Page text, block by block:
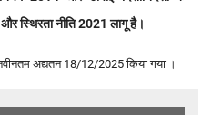
स्थिरता नीति 2021 लागू है।
अद्यतन 18/12/2025 किया गया ।